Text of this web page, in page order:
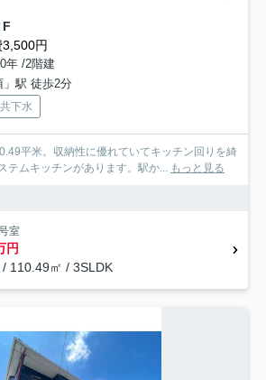
円
年 /2階建
」駅 徒歩2分
下水
平米。収納性に優れていてキッチン回りを綺
テムキッチンがあります。駅か... もっと見る
室
円
/ 110.49㎡ / 3SLDK